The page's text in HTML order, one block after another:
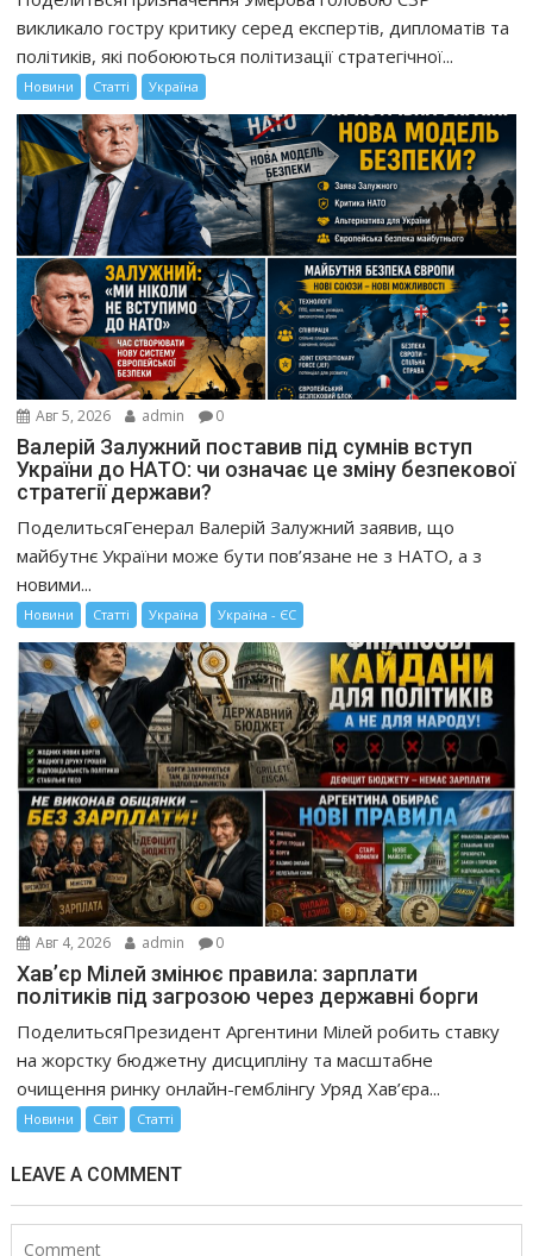
викликало гостру критику серед експертів, дипломатів та
політиків, які побоюються політизації стратегічної...
Новини Статті Україна
Авг 5, 2026 admin 0
Валерій Залужний поставив під сумнів вступ
України до НАТО: чи означає це зміну безпекової
стратегії держави?
ПоделитьсяГенерал Валерій Залужний заявив, що
майбутнє України може бути пов’язане не з НАТО, а з
новими...
Новини Статті Україна Україна - ЄС
Авг 4, 2026 admin 0
Хав’єр Мілей змінює правила: зарплати
політиків під загрозою через державні борги
ПоделитьсяПрезидент Аргентини Мілей робить ставку
на жорстку бюджетну дисципліну та масштабне
очищення ринку онлайн-гемблінгу Уряд Хав’єра...
Новини Світ Статті
LEAVE A COMMENT